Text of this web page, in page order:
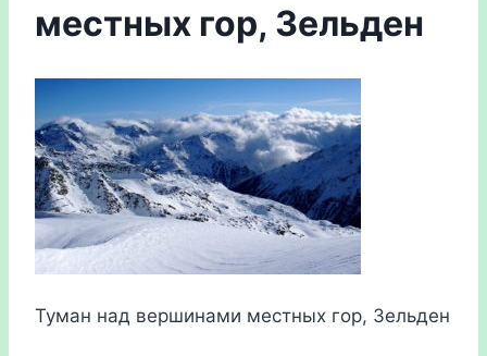
местных гор, Зельден
Туман над вершинами местных гор, Зельден